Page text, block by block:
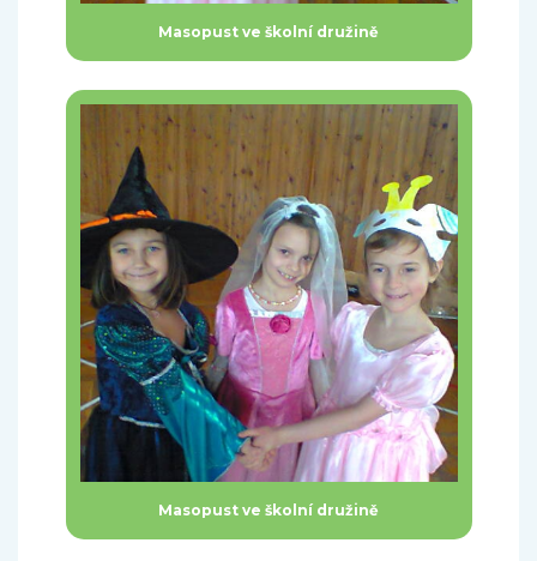
Masopust ve školní družině
Masopust ve školní družině